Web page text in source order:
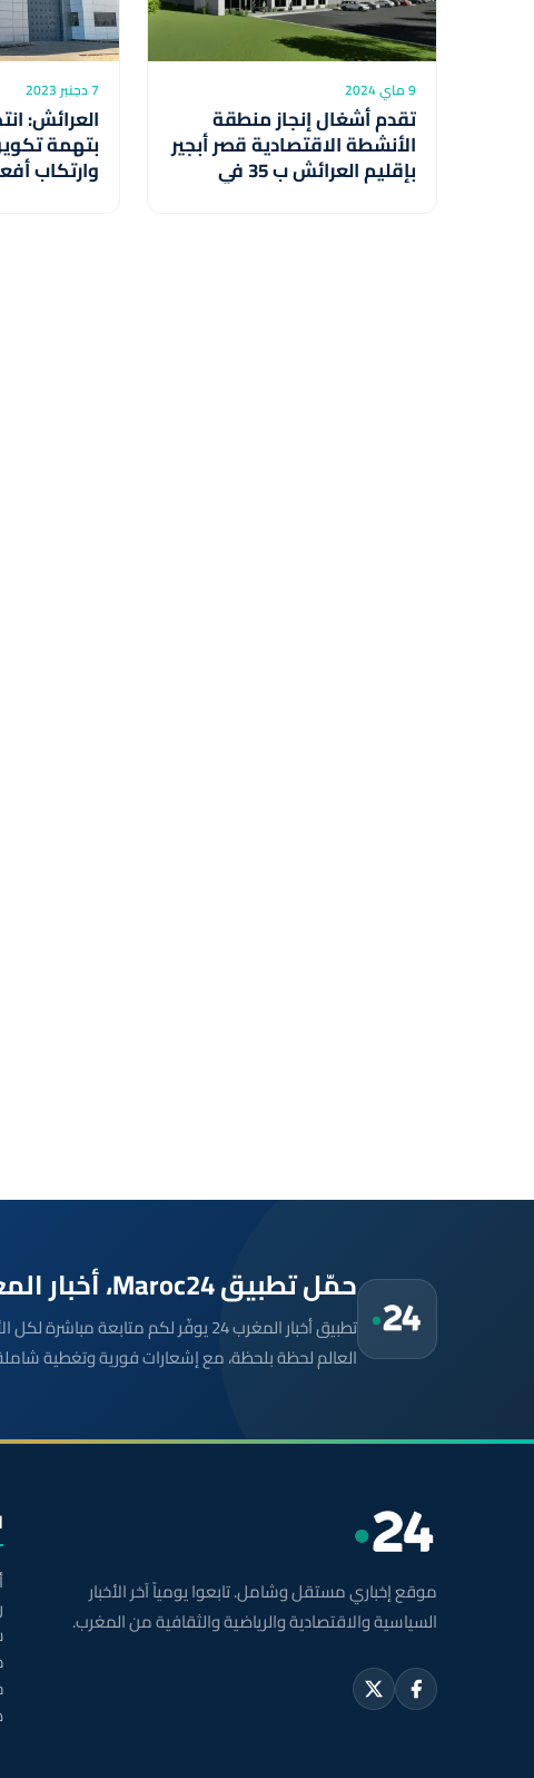
9 ماي 2024
تقدم أشغال إنجاز منطقة
الأنشطة الاقتصادية قصر أبجير
بإقليم العرائش ب 35 في
المائة
7 دجنبر 2023
العرائش:
بتهمة
وارتكاب
حمّل تطبيق Maroc24، أخبار المغرب تصلك أولاً
تطبيق أخبار المغرب 24 يوفّر لكم متابعة
العالم لحظة بلحظة، مع إشعارات فورية وتغطية
موقع إخباري مستقل وشامل. تابعوا يومياً آخر الأخبار
السياسية والاقتصادية والرياضية والثقافية من المغرب.